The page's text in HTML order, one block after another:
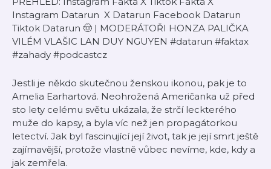
⁠⁠⁠⁠⁠⁠⁠⁠⁠Instagram Datarun⁠⁠⁠⁠⁠⁠⁠⁠⁠ ⁠⁠⁠⁠⁠⁠⁠⁠⁠X Datarun⁠⁠⁠⁠⁠⁠⁠⁠⁠ ⁠⁠⁠⁠⁠⁠⁠⁠⁠Facebook Datarun⁠⁠⁠⁠⁠⁠⁠⁠⁠
⁠⁠⁠⁠⁠⁠⁠⁠⁠Tiktok Datarun⁠⁠⁠⁠⁠⁠⁠⁠⁠ 🤠 | MODERÁTOŘI⁠⁠⁠⁠⁠⁠⁠⁠⁠ HONZA PALIČKA⁠⁠⁠⁠⁠⁠⁠⁠⁠⁠⁠⁠⁠⁠⁠⁠⁠⁠⁠⁠⁠⁠⁠⁠⁠⁠
⁠⁠⁠⁠⁠⁠⁠⁠VILÉM VLAŠIC⁠⁠⁠⁠⁠⁠⁠⁠⁠⁠⁠⁠⁠⁠⁠⁠⁠⁠⁠⁠⁠⁠⁠⁠⁠⁠ ⁠⁠⁠⁠⁠⁠⁠⁠LAN DUY NGUYEN⁠⁠⁠⁠⁠⁠⁠⁠⁠ #datarun #faktax
#zahady #podcastcz
Jestli je někdo skutečnou ženskou ikonou, pak je to
Amelia Earhartová. Neohrožená Američanka už před
sto lety celému světu ukázala, že strčí leckterého
muže do kapsy, a byla víc než jen propagátorkou
letectví. Jak byl fascinující její život, tak je její smrt ještě
zajímavější, protože vlastně vůbec nevíme, kde, kdy a
jak zemřela.